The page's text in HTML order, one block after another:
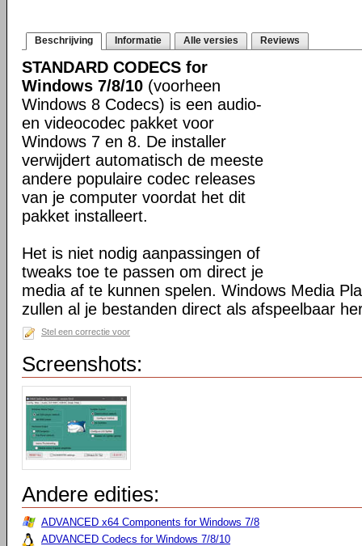
Beschrijving Informatie Alle versies Reviews
STANDARD CODECS for
Windows 7/8/10 (voorheen
Windows 8 Codecs) is een audio-
en videocodec pakket voor
Windows 7 en 8. De installer
verwijdert automatisch de meeste
andere populaire codec releases
van je computer voordat het dit
pakket installeert.
Het is niet nodig aanpassingen of
tweaks toe te passen om direct je
media af te kunnen spelen. Windows Media
zullen al je bestanden direct als afspeelbaar
Stel een correctie voor
Screenshots:
Andere edities:
ADVANCED x64 Components for Windows 7/8
ADVANCED Codecs for Windows 7/8/10